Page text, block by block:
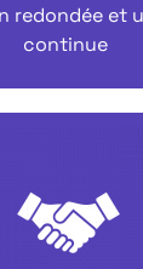
redondée et
continue